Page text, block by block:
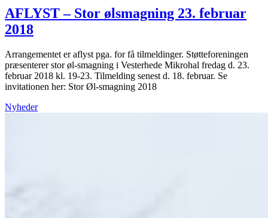
AFLYST – Stor ølsmagning 23. februar
2018
Arrangementet er aflyst pga. for få tilmeldinger. Støtteforeningen
præsenterer stor øl-smagning i Vesterhede Mikrohal fredag d. 23.
februar 2018 kl. 19-23. Tilmelding senest d. 18. februar. Se
invitationen her: Stor Øl-smagning 2018
Nyheder